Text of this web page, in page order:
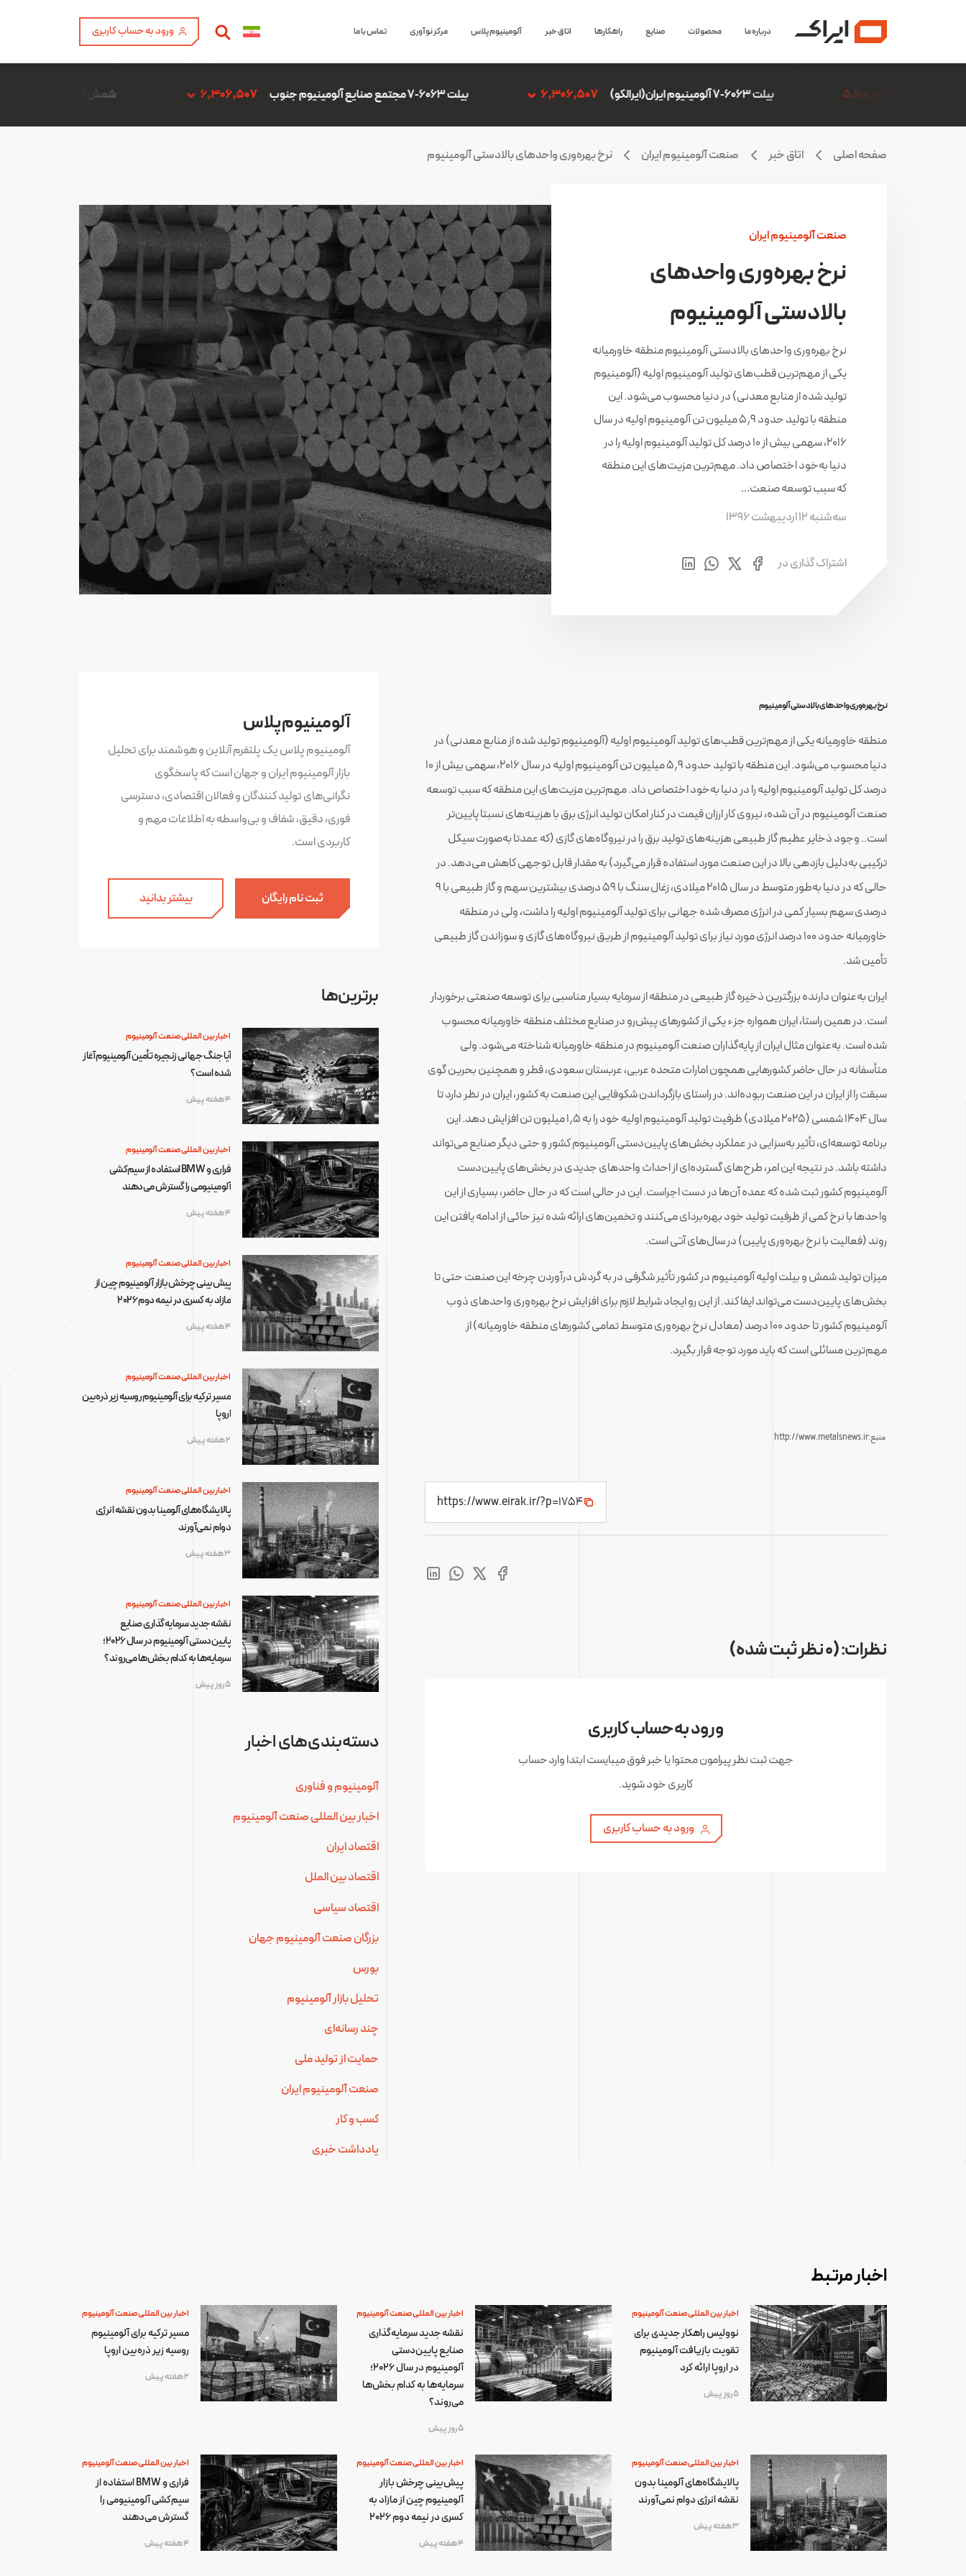
درباره ما محصولات صنایع راهکارها اتاق خبر آلومینیوم پلاس مرکز نوآوری تماس با ما ورود به حساب کاربری
بیلت 6063-7 مجتمع صنایع آلومینیوم جنوب 6,306,507 شمش آلیاژ ADC12 فن آوری آمیتیس آلومینیوم گلپایگان بیلت 6063-7 آلومینیوم ایران(ایرالکو) 6,306,507
صفحه اصلی اتاق خبر صنعت آلومینیوم ایران نرخ بهره‌وری واحدهای بالادستی آلومینیوم
صنعت آلومینیوم ایران
نرخ بهره‌وری واحدهای
بالادستی آلومینیوم
نرخ بهره‌وری واحدهای بالادستی آلومینیوم منطقه خاورمیانه
یکی از مهم‌ترین قطب‌های تولید آلومینیوم اولیه (آلومینیوم
تولید شده از منابع معدنی) در دنیا محسوب می‌شود. این
منطقه با تولید حدود ۵٫۹ میلیون تن آلومینیوم اولیه در سال
۲۰۱۶، سهمی بیش از ۱۰ درصد کل تولید آلومینیوم اولیه را در
دنیا به‌خود اختصاص داد. مهم‌ترین مزیت‌های این منطقه
که سبب توسعه صنعت…
سه‌شنبه 12 اردیبهشت 1396
اشتراک گذاری در
نرخ بهره‌وری واحدهای بالادستی آلومینیوم
منطقه خاورمیانه یکی از مهم‌ترین قطب‌های تولید آلومینیوم اولیه (آلومینیوم تولید شده از منابع معدنی) در
دنیا محسوب می‌شود. این منطقه با تولید حدود ۵٫۹ میلیون تن آلومینیوم اولیه در سال ۲۰۱۶، سهمی بیش از ۱۰
درصد کل تولید آلومینیوم اولیه را در دنیا به‌خود اختصاص داد. مهم‌ترین مزیت‌های این منطقه که سبب توسعه
صنعت آلومینیوم در آن شده، نیروی کار ارزان قیمت در کنار امکان تولید انرژی برق با هزینه‌های نسبتا پایین‌تر
است.. وجود ذخایر عظیم گاز طبیعی هزینه‌های تولید برق را در نیروگاه‌های گازی (که عمدتا به‌صورت سیکل
ترکیبی به‌دلیل بازدهی بالا در این صنعت مورد استفاده قرار می‌گیرد) به مقدار قابل توجهی کاهش می‌دهد. در
حالی که در دنیا به‌طور متوسط در سال ۲۰۱۵ میلادی، زغال سنگ با ۵۹ درصدی بیشترین سهم و گاز طبیعی با ۹
درصدی سهم بسیار کمی در انرژی مصرف شده جهانی برای تولید آلومینیوم اولیه را داشت، ولی در منطقه
خاورمیانه حدود ۱۰۰ درصد انرژی مورد نیاز برای تولید آلومینیوم از طریق نیروگاه‌های گازی و سوزاندن گاز طبیعی
تأمین شد.
ایران به‌عنوان دارنده بزرگترین ذخیره گاز طبیعی در منطقه از سرمایه بسیار مناسبی برای توسعه صنعتی برخوردار
است. در همین راستا، ایران همواره جزء یکی از کشورهای پیش‌رو در صنایع مختلف منطقه خاورمیانه محسوب
شده است. به‌عنوان مثال ایران از پایه‌گذاران صنعت آلومینیوم در منطقه خاورمیانه شناخته می‌شود. ولی
متأسفانه در حال حاضر کشورهایی همچون امارات متحده عربی، عربستان سعودی، قطر و همچنین بحرین گوی
سبقت را از ایران در این صنعت ربوده‌اند. در راستای بازگرداندن شکوفایی این صنعت به کشور، ایران در نظر دارد تا
سال ۱۴۰۴ شمسی (۲۰۲۵ میلادی) ظرفیت تولید آلومینیوم اولیه خود را به ۱٫۵ میلیون تن افزایش دهد. این
برنامه توسعه‌ای، تأثیر به‌سزایی در عملکرد بخش‌های پایین‌دستی آلومینیوم کشور و حتی دیگر صنایع می‌تواند
داشته باشد. در نتیجه این امر، طرح‌های گسترده‌ای از احداث واحدهای جدیدی در بخش‌های پایین‌دست
آلومینیوم کشور ثبت شده که عمده آن‌ها در دست اجراست. این در حالی است که در حال حاضر، بسیاری از این
واحدها با نرخ کمی از ظرفیت تولید خود بهره‌بردای می‌کنند و تخمین‌های ارائه شده نیز حاکی از ادامه یافتن این
روند (فعالیت با نرخ بهره‌وری پایین) در سال‌های آتی است.
میزان تولید شمش و بیلت اولیه آلومینیوم در کشور تأثیر شگرفی در به گردش درآوردن چرخه این صنعت حتی تا
بخش‌های پایین‌دست می‌تواند ایفا کند. از این رو ایجاد شرایط لازم برای افزایش نرخ بهره‌وری واحدهای ذوب
آلومینیوم کشور تا حدود ۱۰۰ درصد (معادل نرخ بهره‌وری متوسط تمامی کشورهای منطقه خاورمیانه) از
مهم‌ترین مسائلی است که باید مورد توجه قرار بگیرد.
منبع:http://www.metalsnews.ir
https://www.eirak.ir/?p=1754
نظرات: (0 نظر ثبت شده)
ورود به حساب کاربری
جهت ثبت نظر پیرامون محتوا یا خبر فوق میبایست ابتدا وارد حساب
کاربری خود شوید.
ورود به حساب کاربری
آلومینیوم پلاس
آلومینیوم پلاس یک پلتفرم آنلاین و هوشمند برای تحلیل
بازار آلومینیوم ایران و جهان است که پاسخگوی
نگرانی‌های تولید کنندگان و فعالان اقتصادی، دسترسی
فوری، دقیق، شفاف و بی‌واسطه به اطلاعات مهم و
کاربردی است.
ثبت نام رایگان بیشتر بدانید
برترین‌ها
اخبار بین المللی صنعت آلومینیوم
آیا جنگ جهانی زنجیره تأمین آلومینیوم آغاز
شده است؟
4 هفته پیش
اخبار بین المللی صنعت آلومینیوم
فراری و BMW استفاده از سیم‌کشی
آلومینیومی را گسترش می‌دهند
4 هفته پیش
اخبار بین المللی صنعت آلومینیوم
پیش‌بینی چرخش بازار آلومینیوم چین از
مازاد به کسری در نیمه دوم ۲۰۲۶
4 هفته پیش
اخبار بین المللی صنعت آلومینیوم
مسیر ترکیه برای آلومینیوم روسیه زیر ذره‌بین
اروپا
2 هفته پیش
اخبار بین المللی صنعت آلومینیوم
پالایشگاه‌های آلومینا بدون نقشه انرژی
دوام نمی‌آورند
3 هفته پیش
اخبار بین المللی صنعت آلومینیوم
نقشه جدید سرمایه‌گذاری صنایع
پایین‌دستی آلومینیوم در سال ۲۰۲۶؛
سرمایه‌ها به کدام بخش‌ها می‌روند؟
5 روز پیش
دسته‌بندی‌های اخبار
آلومینیوم و فناوری
اخبار بین المللی صنعت آلومینیوم
اقتصاد ایران
اقتصاد بین الملل
اقتصاد سیاسی
بزرگان صنعت آلومینیوم جهان
بورس
تحلیل بازار آلومینیوم
چند رسانه‌ای
حمایت از تولید ملی
صنعت آلومینیوم ایران
کسب و کار
یادداشت خبری
اخبار مرتبط
اخبار بین المللی صنعت آلومینیوم
نوولیس راهکار جدیدی برای
تقویت بازیافت آلومینیوم
در اروپا ارائه کرد
5 روز پیش
اخبار بین المللی صنعت آلومینیوم
نقشه جدید سرمایه‌گذاری
صنایع پایین‌دستی
آلومینیوم در سال ۲۰۲۶؛
سرمایه‌ها به کدام بخش‌ها
می‌روند؟
5 روز پیش
اخبار بین المللی صنعت آلومینیوم
مسیر ترکیه برای آلومینیوم
روسیه زیر ذره‌بین اروپا
2 هفته پیش
اخبار بین المللی صنعت آلومینیوم
پالایشگاه‌های آلومینا بدون
نقشه انرژی دوام نمی‌آورند
3 هفته پیش
اخبار بین المللی صنعت آلومینیوم
پیش‌بینی چرخش بازار
آلومینیوم چین از مازاد به
کسری در نیمه دوم ۲۰۲۶
4 هفته پیش
اخبار بین المللی صنعت آلومینیوم
فراری و BMW استفاده از
سیم‌کشی آلومینیومی را
گسترش می‌دهند
4 هفته پیش